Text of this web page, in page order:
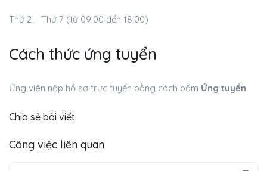
Thứ 2 – Thứ 7 (từ 09:00 đến 18:00)
Cách thức ứng tuyển
Ứng viên nộp hồ sơ trực tuyến bằng cách bấm Ứng tuyển
Chia sẻ bài viết
Công việc liên quan